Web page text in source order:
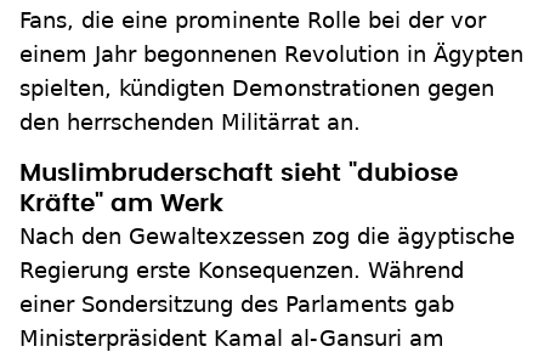
Fans, die eine prominente Rolle bei der vor
einem Jahr begonnenen Revolution in Ägypten
spielten, kündigten Demonstrationen gegen
den herrschenden Militärrat an.
Muslimbruderschaft sieht "dubiose
Kräfte" am Werk
Nach den Gewaltexzessen zog die ägyptische
Regierung erste Konsequenzen. Während
einer Sondersitzung des Parlaments gab
Ministerpräsident Kamal al-Gansuri am